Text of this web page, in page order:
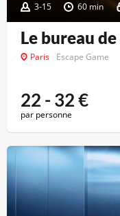
3-15 60 min
Le bureau
Paris Escape Game
22 - 32€
par personne